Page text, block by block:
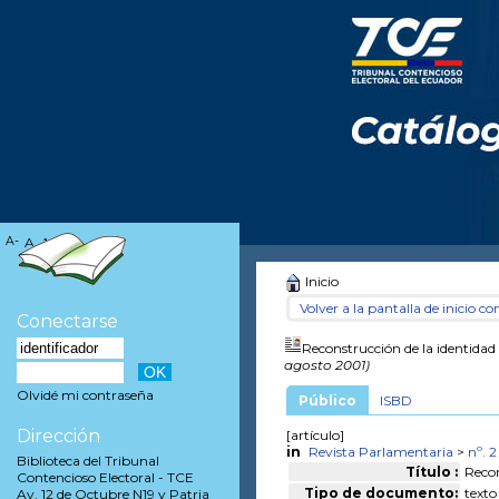
Inicio
Volver a la pantalla de inicio
Reconstrucción de la
agosto 2001)
Público ISBD
[artículo]
in Revista Parlamentaria > nº.
Título :
Tipo de documento:
A- A A+
Conectarse
Olvidé mi contraseña
Dirección
Biblioteca del Tribunal
Contencioso Electoral - TCE
Av. 12 de Octubre N19 y Patria